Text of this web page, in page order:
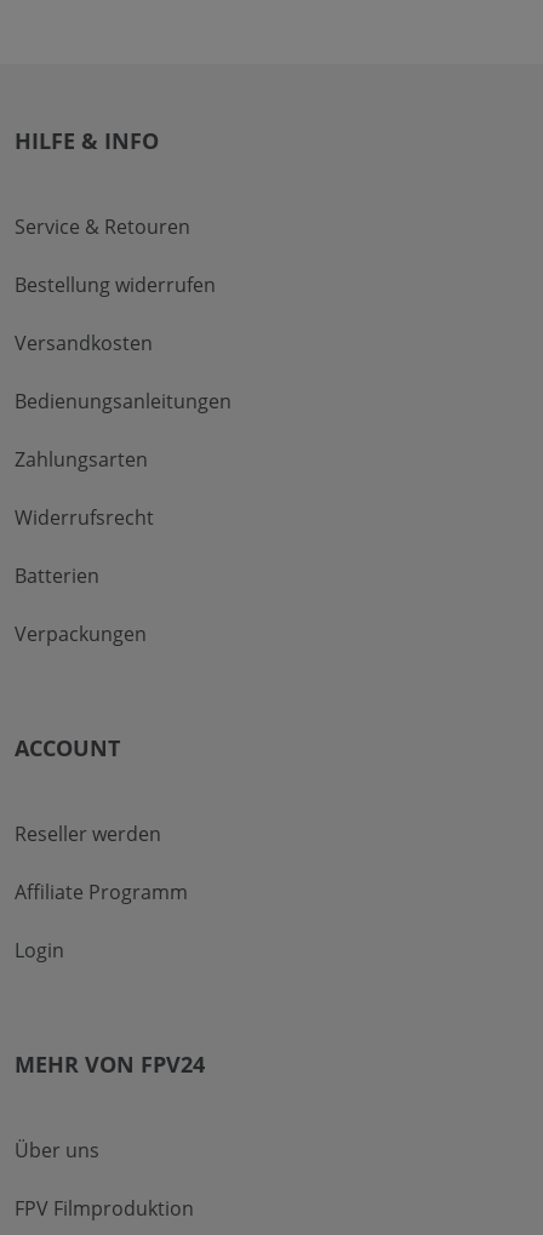
HILFE & INFO
Service & Retouren
Bestellung widerrufen
Versandkosten
Bedienungsanleitungen
Zahlungsarten
Widerrufsrecht
Batterien
Verpackungen
ACCOUNT
Reseller werden
Affiliate Programm
Login
MEHR VON FPV24
Über uns
FPV Filmproduktion